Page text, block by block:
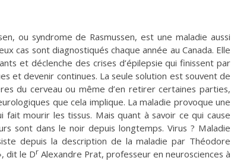
ou syndrome de Rasmussen, est une maladie aussi
cas sont diagnostiqués chaque année au Canada. Elle
et déclenche des crises d’épilepsie qui finissent par
et devenir continues. La seule solution est souvent de
du cerveau ou même d’en retirer certaines parties,
que cela implique. La maladie provoque une
fait mourir les tissus. Mais quant à savoir ce qui cause
sont dans le noir depuis longtemps. Virus ? Maladie
depuis la description de la maladie par Théodore
dit le Dr Alexandre Prat, professeur en neurosciences à